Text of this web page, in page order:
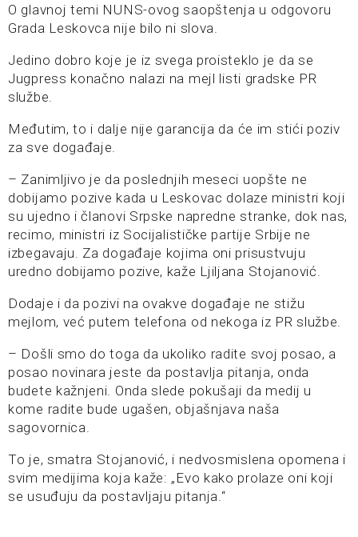
O glavnoj temi NUNS-ovog saopštenja u odgovoru
Grada Leskovca nije bilo ni slova.
Jedino dobro koje je iz svega proisteklo je da se
Jugpress konačno nalazi na mejl listi gradske PR
službe.
Međutim, to i dalje nije garancija da će im stići poziv
za sve događaje.
– Zanimljivo je da poslednjih meseci uopšte ne
dobijamo pozive kada u Leskovac dolaze ministri koji
su ujedno i članovi Srpske napredne stranke, dok nas,
recimo, ministri iz Socijalističke partije Srbije ne
izbegavaju. Za događaje kojima oni prisustvuju
uredno dobijamo pozive, kaže Ljiljana Stojanović.
Dodaje i da pozivi na ovakve događaje ne stižu
mejlom, već putem telefona od nekoga iz PR službe.
– Došli smo do toga da ukoliko radite svoj posao, a
posao novinara jeste da postavlja pitanja, onda
budete kažnjeni. Onda slede pokušaji da medij u
kome radite bude ugašen, objašnjava naša
sagovornica.
To je, smatra Stojanović, i nedvosmislena opomena i
svim medijima koja kaže: „Evo kako prolaze oni koji
se usuđuju da postavljaju pitanja.“